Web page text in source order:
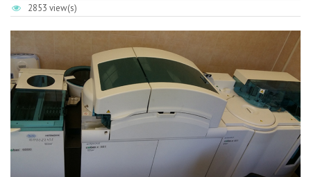
2853 view(s)